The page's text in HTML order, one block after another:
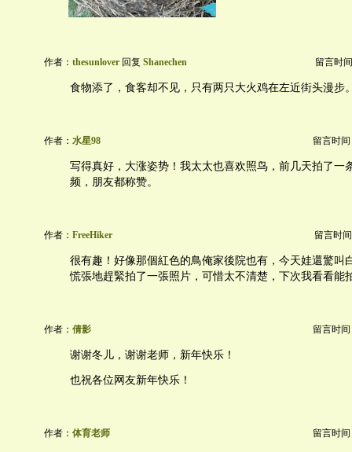
作者： thesunlover 回复 Shanechen 留言时
食物添了，食客却不见，只有两只大火鸡在左近街头漫步
作者： 水星98 留言时间
写得真好，大涨姿势！我太太也喜欢照鸟，前几天拍了一
频，朋友都称赞。
作者： FreeHiker 留言时
很有趣！好像那個紅色的鳥俺家後院也有，今天娃還驚叫
慌張地趕緊拍了一張照片，可惜太不清楚，下次我看看能
作者： 倩影 留言时间
谢谢冬儿，谢谢老师，新年快乐！
也祝各位网友新年快乐！
作者： 体育老师 留言时间